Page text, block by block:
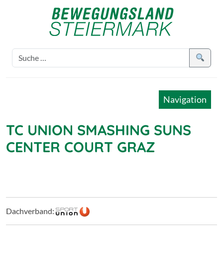
Navigation
TC UNION SMASHING SUNS
CENTER COURT GRAZ
Dachverband: